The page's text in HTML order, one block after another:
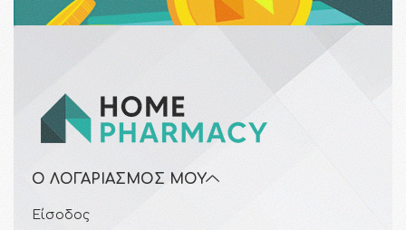
Ο ΛΟΓΑΡΙΑΣΜΌΣ ΜΟΥ
Είσοδος